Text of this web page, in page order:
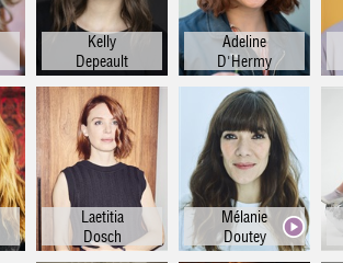
Kelly
Depeault
Adeline
D'Hermy
Laetitia
Dosch
Mélanie
Doutey